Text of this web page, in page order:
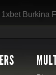
1xbet Burkina